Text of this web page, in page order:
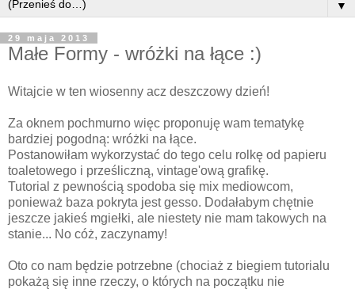
▼
29 maja 2013
Małe Formy - wróżki na łące :)
Witajcie w ten wiosenny acz deszczowy dzień!
Za oknem pochmurno więc proponuję wam tematykę
bardziej pogodną: wróżki na łące.
Postanowiłam wykorzystać do tego celu rolkę od papieru
toaletowego i prześliczną, vintage'ową grafikę.
Tutorial z pewnością spodoba się mix mediowcom,
ponieważ baza pokryta jest gesso. Dodałabym chętnie
jeszcze jakieś mgiełki, ale niestety nie mam takowych na
stanie... No cóż, zaczynamy!
Oto co nam będzie potrzebne (chociaż z biegiem tutorialu
pokażą się inne rzeczy, o których na początku nie